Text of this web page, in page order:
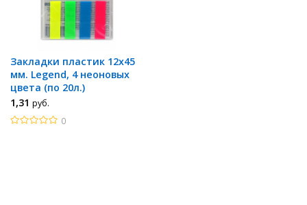
Закладки пластик 12x45
мм. Legend, 4 неоновых
цвета (по 20л.)
1,31 руб.
0